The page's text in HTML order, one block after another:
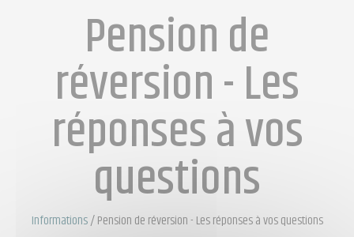
Pension de
réversion - Les
réponses à vos
questions
Informations/Pension de réversion - Les réponses à vos questions